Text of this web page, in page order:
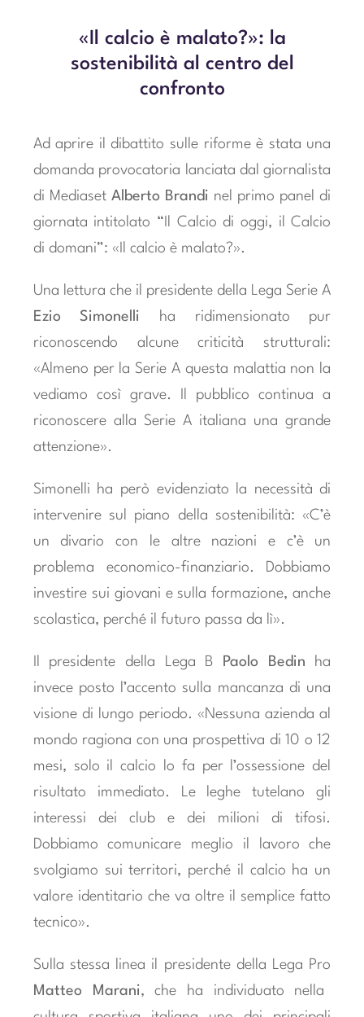
«Il calcio è malato?»: la
sostenibilità al centro del
confronto
Ad aprire il dibattito sulle riforme è stata una
domanda provocatoria lanciata dal giornalista
di Mediaset Alberto Brandi nel primo panel di
giornata intitolato “Il Calcio di oggi, il Calcio
di domani”: «Il calcio è malato?».
Una lettura che il presidente della Lega Serie A
Ezio Simonelli
ha ridimensionato pur
riconoscendo alcune criticità strutturali:
«Almeno per la Serie A questa malattia non la
vediamo così grave. Il pubblico continua a
riconoscere alla Serie A italiana una grande
attenzione».
Simonelli ha però evidenziato la necessità di
intervenire sul piano della sostenibilità: «C’è
un divario con le altre nazioni e c’è un
problema economico-finanziario. Dobbiamo
investire sui giovani e sulla formazione, anche
scolastica, perché il futuro passa da lì».
Il presidente della Lega B Paolo Bedin ha
invece posto l’accento sulla mancanza di una
visione di lungo periodo. «Nessuna azienda al
mondo ragiona con una prospettiva di 10 o 12
mesi, solo il calcio lo fa per l’ossessione del
risultato immediato. Le leghe tutelano gli
interessi dei club e dei milioni di tifosi.
Dobbiamo comunicare meglio il lavoro che
svolgiamo sui territori, perché il calcio ha un
valore identitario che va oltre il semplice fatto
tecnico».
Sulla stessa linea il presidente della Lega Pro
Matteo Marani, che ha individuato nella